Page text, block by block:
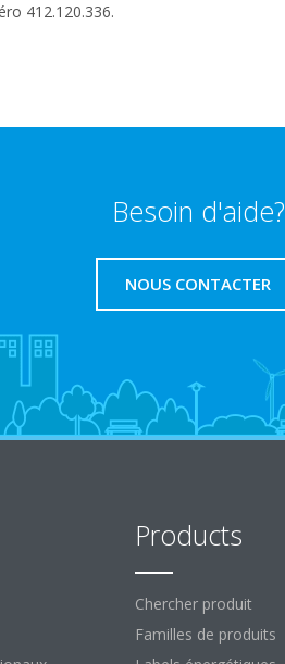
412.120.336.
Besoin d'aide?
NOUS CONTACTER
Products
Chercher produit
Familles de produits